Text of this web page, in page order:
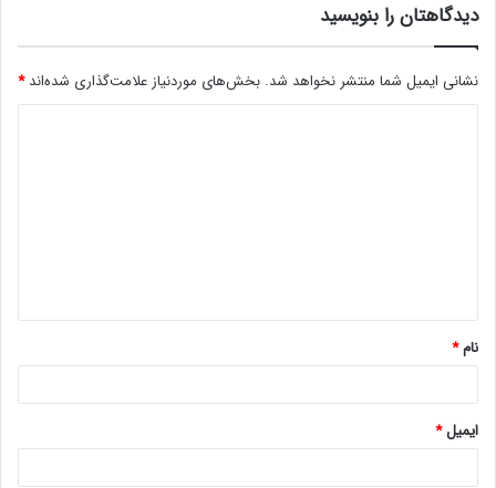
دیدگاهتان را بنویسید
نشانی ایمیل شما منتشر نخواهد شد. بخش‌های موردنیاز علامت‌گذاری شده‌اند*
*
نام*
ایمیل*